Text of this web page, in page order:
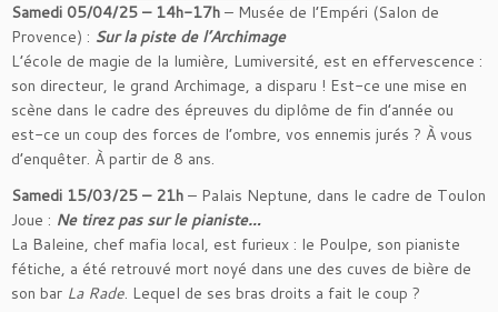
Samedi 05/04/25 – 14h-17h – Musée de l’Empéri (Salon de
Provence) : Sur la piste de l’Archimage
L’école de magie de la lumière, Lumiversité, est en effervescence :
son directeur, le grand Archimage, a disparu ! Est-ce une mise en
scène dans le cadre des épreuves du diplôme de fin d’année ou
est-ce un coup des forces de l’ombre, vos ennemis jurés ? À vous
d’enquêter. À partir de 8 ans.
Samedi 15/03/25 – 21h – Palais Neptune, dans le cadre de Toulon
Joue : Ne tirez pas sur le pianiste…
La Baleine, chef mafia local, est furieux : le Poulpe, son pianiste
fétiche, a été retrouvé mort noyé dans une des cuves de bière de
son bar La Rade. Lequel de ses bras droits a fait le coup ?